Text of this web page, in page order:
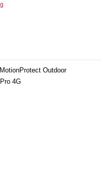
Outdoor
4G